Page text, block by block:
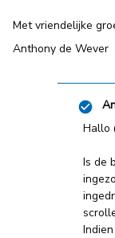
Met vriendelijke
Anthony de Wever
Hallo
Is de